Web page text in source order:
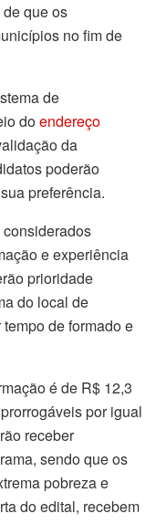
que os
no fim de
de
doendereço
da
poderão
preferência.
e experiência
prioridade
do local de
de formado e
é de R$ 12,3
por igual
receber
sendo que os
pobreza e
do edital, recebem